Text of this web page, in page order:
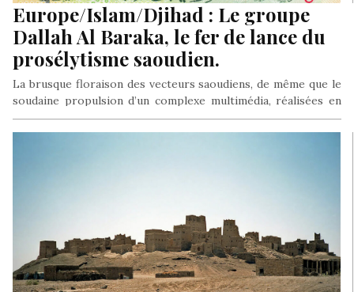
Europe/Islam/Djihad : Le groupe
Dallah Al Baraka, le fer de lance du
prosélytisme saoudien.
La brusque floraison des vecteurs saoudiens, de même que le
soudaine propulsion d’un complexe multimédia, réalisées en
un temps record de trois ans, n’aurait pu être assurée sans
l’appui massif d’un consortium saoudien parmi les géants de la